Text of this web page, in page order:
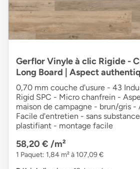
Gerflor Vinyle à clic Rigide -
Long Board | Aspect
0,70 mm couche d'usure - 43
Rigid SPC - Micro chanfrein -
maison de campagne - brun/gris -
Facile d'entretien - sans
plastifiant - montage facile
58,20 € /m²
1 Paquet: 1,84 m² à 107,09 €